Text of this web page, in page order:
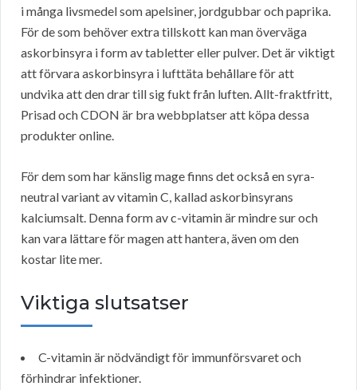
i många livsmedel som apelsiner, jordgubbar och paprika.
För de som behöver extra tillskott kan man överväga
askorbinsyra i form av tabletter eller pulver. Det är viktigt
att förvara askorbinsyra i lufttäta behållare för att
undvika att den drar till sig fukt från luften. Allt-fraktfritt,
Prisad och CDON är bra webbplatser att köpa dessa
produkter online.
För dem som har känslig mage finns det också en syra-
neutral variant av vitamin C, kallad askorbinsyrans
kalciumsalt. Denna form av c-vitamin är mindre sur och
kan vara lättare för magen att hantera, även om den
kostar lite mer.
Viktiga slutsatser
C-vitamin är nödvändigt för immunförsvaret och
förhindrar infektioner.